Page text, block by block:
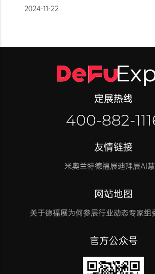
2024-11-22
定展热线
400-882-
友情链接
米奥兰特德福展迪拜展AI
网站地图
关于德福展为何参展行业动态专家组
官方公众号